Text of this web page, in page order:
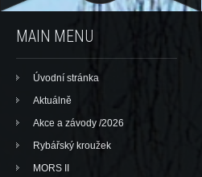
MAIN MENU
Úvodní stránka
Aktuálně
Akce a závody /2026
Rybářský kroužek
MORS II